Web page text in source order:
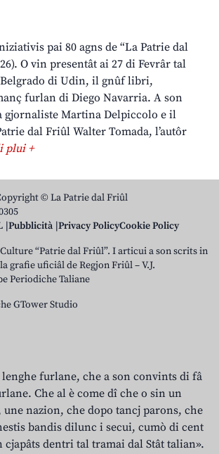
pai 80 agns de “La Patrie dal
O vin presentât ai 27 di Fevrâr tal
Belgrado di Udin, il gnûf libri,
furlan di Diego Navarria. A son
gjornaliste Martina Delpiccolo e il
dal Friûl Walter Tomada, l’autôr
plui +
© La Patrie dal Friûl
Pubblicità Privacy PolicyCookie Policy
“Patrie dal Friûl”. I articui a son scrits in
grafie uficiâl de Regjon Friûl – V.J.
Periodiche Taliane
GTower Studio
furlane, che a son convints di fâ
Che al è come dî che o sin un
nazion, che dopo tancj parons, che
bandis dilunc i secui, cumò di cent
cjapâts dentri tal tramai dal Stât talian».